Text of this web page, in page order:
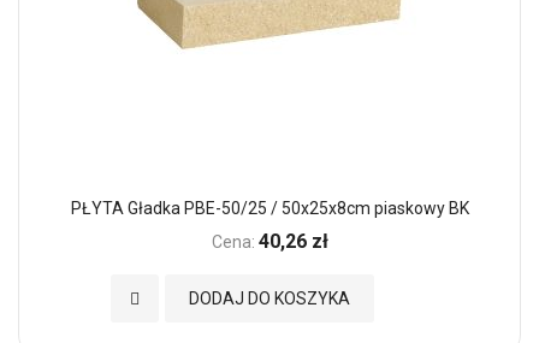
PŁYTA Gładka PBE-50/25 / 50x25x8cm piaskowy BK
Cena: 40,26 zł
DODAJ DO KOSZYKA
Dodaj do Ulubionych